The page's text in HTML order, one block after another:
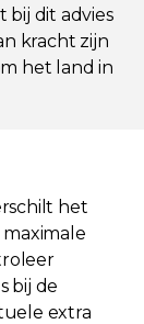
bij dit advies
kracht zijn
het land in
het
bij de
extra